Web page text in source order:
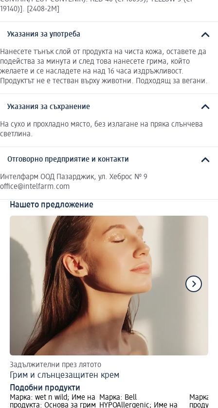
19140)]. [2408-2M]
Указания за употреба
Нанесете тънък слой от продукта на чиста кожа, оставете да
подейства за минута и след това нанесете грима, който
желаете и се насладете на над 16 часа издръжливост.
Продуктът не е тестван върху животни. Подходящ за вегани.
Указания за съхранение
На сухо и прохладно място, без излагане на пряка слънчева
светлина.
Отговорно предприятие и контакти
Интелфарм ООД Пазарджик, ул. Хеброс № 9
office@intelfarm.com
Нашето предложение
Задължителни през лятото
Грим и слънцезащитен крем
Подобни продукти
Марка: wet n wild; Име на
продукта: Основа за грим
Марка: Bell
HYPOAllergenic; Име на
Марка: